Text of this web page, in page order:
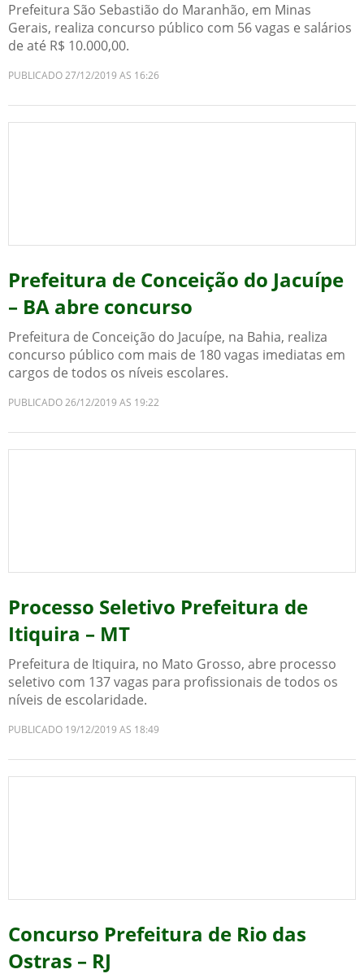
Prefeitura São Sebastião do Maranhão, em Minas
Gerais, realiza concurso público com 56 vagas e salários
de até R$ 10.000,00.
PUBLICADO 27/12/2019 AS 16:26
Prefeitura de Conceição do Jacuípe
– BA abre concurso
Prefeitura de Conceição do Jacuípe, na Bahia, realiza
concurso público com mais de 180 vagas imediatas em
cargos de todos os níveis escolares.
PUBLICADO 26/12/2019 AS 19:22
Processo Seletivo Prefeitura de
Itiquira – MT
Prefeitura de Itiquira, no Mato Grosso, abre processo
seletivo com 137 vagas para profissionais de todos os
níveis de escolaridade.
PUBLICADO 19/12/2019 AS 18:49
Concurso Prefeitura de Rio das
Ostras – RJ